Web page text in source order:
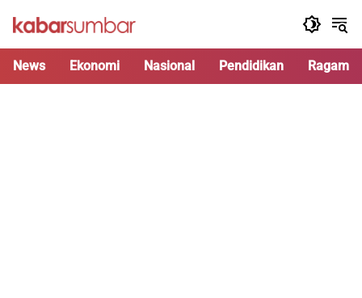
News Ekonomi Nasional Pendidikan Ragam